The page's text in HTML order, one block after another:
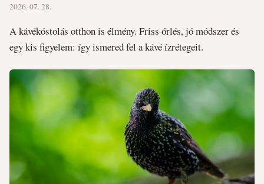
2026. 07. 28.
A kávékóstolás otthon is élmény. Friss őrlés, jó módszer és
egy kis figyelem: így ismered fel a kávé ízrétegeit.